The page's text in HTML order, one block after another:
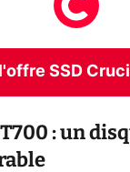
SSD
: un